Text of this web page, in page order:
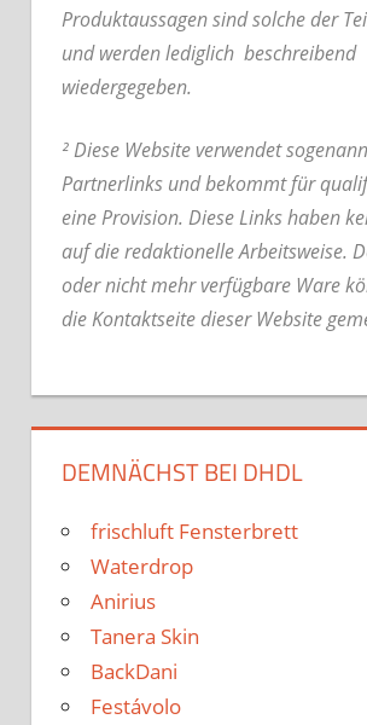
Produktaussagen sind solche der
und werden lediglich beschreibend
wiedergegeben.
² Diese Website verwendet
Partnerlinks und bekommt für
eine Provision. Diese Links haben
auf die redaktionelle Arbeitsweise.
oder nicht mehr verfügbare Ware
die Kontaktseite dieser Website
DEMNÄCHST BEI DHDL
frischluft Fensterbrett
Waterdrop
Anirius
Tanera Skin
BackDani
Festávolo